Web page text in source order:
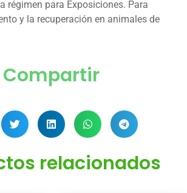
régimen para Exposiciones. Para
y la recuperación en animales de
Compartir
relacionados